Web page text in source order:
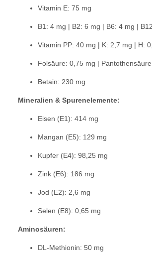
Vitamin E: 75 mg
B1: 4 mg | B2: 6 mg | B6: 4 mg |
Vitamin PP: 40 mg | K: 2,7 mg | H:
Folsäure: 0,75 mg |
Betain: 230 mg
Mineralien & Spurenelemente:
Eisen (E1): 414 mg
Mangan (E5): 129 mg
Kupfer (E4): 98,25 mg
Zink (E6): 186 mg
Jod (E2): 2,6 mg
Selen (E8): 0,65 mg
Aminosäuren:
DL-Methionin: 50 mg